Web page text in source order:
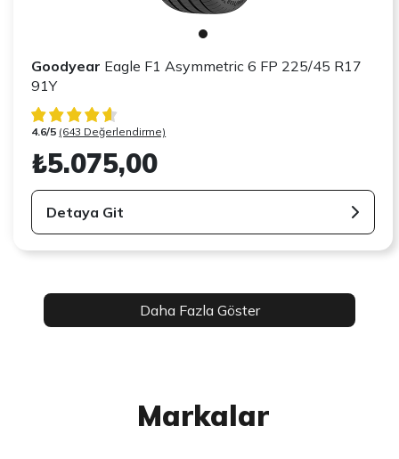
Goodyear Eagle F1 Asymmetric 6 FP 225/45 R17
91Y
4.6/5 (643 Değerlendirme)
₺5.075,00
Detaya Git
Daha Fazla Göster
Markalar